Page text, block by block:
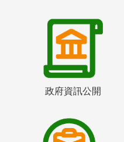
政府資訊公開